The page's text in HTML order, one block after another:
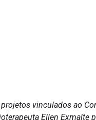
vinculados ao
Ellen Exmalte